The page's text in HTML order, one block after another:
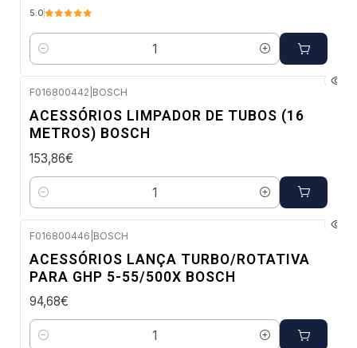
5.0
Quantidade
F016800442 BOSCH
ACESSÓRIOS LIMPADOR DE TUBOS (16
METROS) BOSCH
153,86€
Quantidade
F016800446 BOSCH
ACESSÓRIOS LANÇA TURBO/ROTATIVA
PARA GHP 5-55/500X BOSCH
94,68€
Quantidade